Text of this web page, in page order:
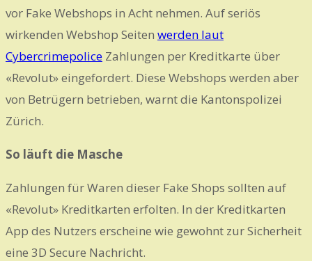
vor Fake Webshops in Acht nehmen. Auf seriös
wirkenden Webshop Seiten werden laut
Cybercrimepolice Zahlungen per Kreditkarte über
«Revolut» eingefordert. Diese Webshops werden aber
von Betrügern betrieben, warnt die Kantonspolizei
Zürich.
So läuft die Masche
Zahlungen für Waren dieser Fake Shops sollten auf
«Revolut» Kreditkarten erfolten. In der Kreditkarten
App des Nutzers erscheine wie gewohnt zur Sicherheit
eine 3D Secure Nachricht.